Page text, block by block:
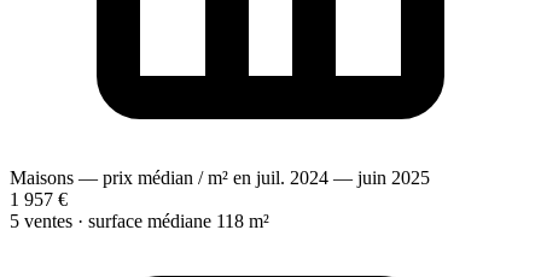
Maisons — prix médian / m² en juil. 2024 — juin 2025
1 957 €
5 ventes · surface médiane 118 m²